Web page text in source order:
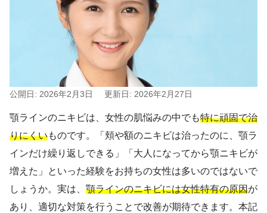
公開日: 2026年2月3日 更新日: 2026年2月27日
顎ラインのニキビは、女性の肌悩みの中でも特に頑固で治
りにくいものです。「頬や額のニキビは治ったのに、顎ラ
インだけ繰り返しできる」「大人になってから顎ニキビが
増えた」といった経験をお持ちの女性は多いのではないで
しょうか。実は、 顎ラインのニキビには女性特有の原因が
あり、適切な対策を行うことで改善が期待できます。本記